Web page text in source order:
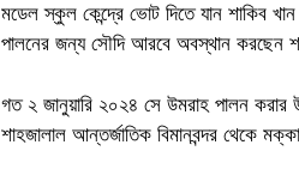
মডেল স্কুল কেন্দ্রে ভোট দিতে যান শাকিব
পালনের জন্য সৌদি আরবে অবস্থান করছেন
গত ২ জানুয়ারি ২০২৪ সে উমরাহ পালন করার
শাহজালাল আন্তর্জাতিক বিমানবন্দর থেকে